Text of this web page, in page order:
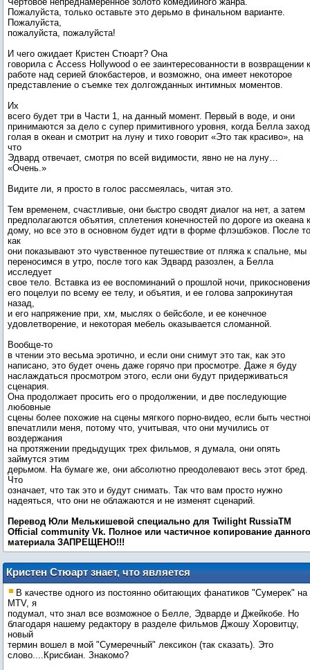
Пожалуйста, только оставьте это дерьмо в финальном варианте.
Пожалуйста,
пожалуйста, пожалуйста!
И чего ожидает Кристен Стюарт? Она
говорила с Access Hollywood о ее заинтересованности в возвращении к
работе над серией блокбастеров, и возможно, она имеет некоторое
представление о съемке тех долгожданных интимных моментов.
Их
всего будет три в Части 1, на данный момент. Первый в воде, и они
принимаются за дело с супер примитивного уровня, когда Белла
голая в океан и смотрит на луну и тихо говорит «Это так красиво», на
что
Эдвард отвечает, смотря по всей видимости, явно не на луну…
«Очень.»
Видите ли, я просто в голос рассмеялась, читая это.
Тем временем, счастливые, они быстро сводят диалог на нет, а затем
предполагаются объятия, сплетения конечностей по дороге из океана к
дому, но все это в основном будет идти в форме флэшбэков. После
как
они показывают это чувственное путешествие от пляжа к спальне, мы
переносимся в утро, после того как Эдвард разозлен, а Белла
исследует
свое тело. Вставка из ее воспоминаний о прошлой ночи,
его поцелуи по всему ее телу, и объятия, и ее голова запрокинутая
назад,
и его напряжение при, хм, мыслях о бейсболе, и ее конечное
удовлетворение, и некоторая мебель оказывается сломанной.
Вообще-то
в чтении это весьма эротично, и если они снимут это так, как это
написано, это будет очень даже горячо при просмотре. Даже я буду
наслаждаться просмотром этого, если они будут придерживаться
сценария.
Она продолжает просить его о продолжении, и две последующие
любовные
сцены более похожие на сцены мягкого порно-видео, если быть
впечатлили меня, потому что, учитывая, что они мучились от
воздержания
на протяжении предыдущих трех фильмов, я думала, они опять
займутся этим
дерьмом. На бумаге же, они абсолютно преодолевают весь этот бред.
Что
означает, что так это и будут снимать. Так что вам просто нужно
надеяться, что они не облажаются и не изменят сценарий.
Перевод Юли Мелькишевой специально для Twilight RussiaTM
Оfficial community Vk. Пoлнoe или чacтичнoe кoпиpoвaниe дaннoгo
мaтepиaлa ЗАПРЕЩЕНО!!!
Кристен Стюарт знает, что является
примером для подражания
В качестве одного из постоянно обитающих фанатиков "Сумерек" на
MTV, я
подумал, что знал все возможное о Белле, Эдварде и Джейкобе. Но
благодаря нашему редактору в разделе фильмов Джошу Хоровитцу,
новый
термин вошел в мой "Сумеречный" лексикон (так сказать). Это
слово....Крисбиан. Знакомо?